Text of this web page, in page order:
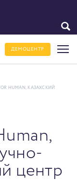
ДЕМОЦЕНТР
HUMAN, КАЗАХСКИЙ
центр